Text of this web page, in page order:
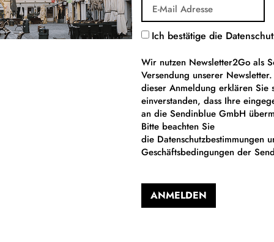
Ich bestätige die
Wir nutzen Newsletter2Go als
Versendung unserer
dieser Anmeldung erklären Sie
einverstanden, dass Ihre
an die Sendinblue GmbH
Bitte beachten Sie
die Datenschutzbestimmungen
Geschäftsbedingungen der
ANMELDEN